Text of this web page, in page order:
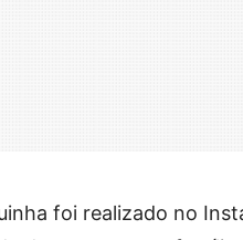
foi realizado no